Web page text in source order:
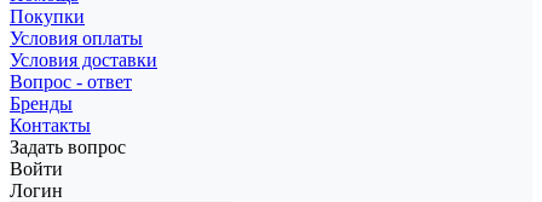
Покупки
Условия оплаты
Условия доставки
Вопрос - ответ
Бренды
Контакты
Задать вопрос
Войти
Логин